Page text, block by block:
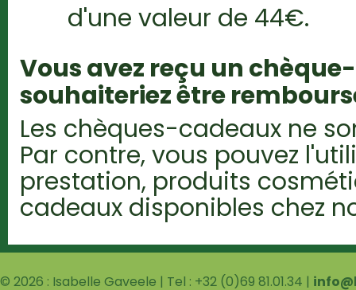
d'une valeur de 44€.
Vous avez reçu un
souhaiteriez être
Les chèques-cadeaux ne
Par contre, vous pouvez
prestation, produits
cadeaux disponibles chez
© 2026 : Isabelle Gaveele | Tel : +32 (0)69 81.01.34 |